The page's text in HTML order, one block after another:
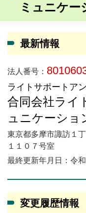
ミュニケー
最新情報
法人番号：
ライトサポートア
合同会社ライ
ュニケーショ
東京都多摩市諏訪１
１１０７号室
最終更新年月日：令
変更履歴情報